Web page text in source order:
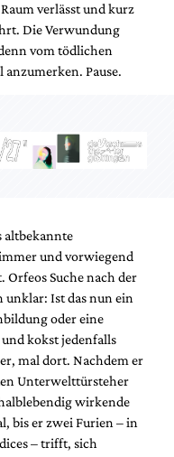
verlässt und kurz
Die Verwundung
vom tödlichen
Pause.
altbekannte
und vorwiegend
Suche nach der
unklar: Ist das nun ein
oder eine
kokst jedenfalls
mal dort. Nachdem er
Unterwelttürsteher
wirkende
bis er zwei Furien – in
– trifft, sich